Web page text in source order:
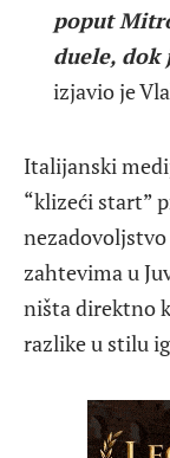
poput
duele,
izjavio je
Italijanski
“klizeći start”
zahtevima u
ništa direktno
razlike u stilu